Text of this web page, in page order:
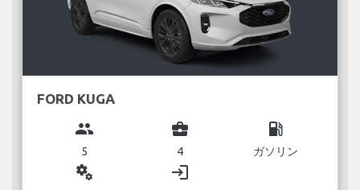
FORD KUGA
group
5
business_center
4
local_gas_station
ガソリン
miscellaneous_services login